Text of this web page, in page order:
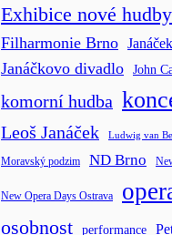
Exhibice nové hudby
Filharmonie Brno
Janáčkovo divadlo John
komorní hudba
Leoš Janáček Ludwig van
Moravský podzim ND Brno
New Opera Days Ostrava
osobnost performance